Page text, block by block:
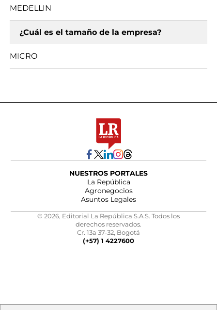
MEDELLIN
¿Cuál es el tamaño de la empresa?
MICRO
NUESTROS PORTALES
La República
Agronegocios
Asuntos Legales
© 2026, Editorial La República S.A.S. Todos los
derechos reservados.
Cr. 13a 37-32, Bogotá
(+57) 1 4227600